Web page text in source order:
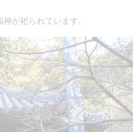
が祀られています。